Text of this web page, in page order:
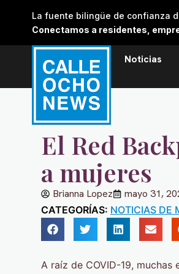
La fuente bilingüe de confianza
Conectamos a residentes,
Noticias
El Red
a mujeres
Brianna Lopez mayo 31,
CATEGORÍAS: NOTICIAS DE
A raíz de COVID-19,